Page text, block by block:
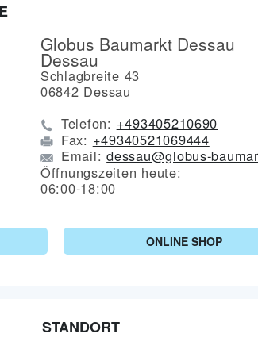
Globus Baumarkt Dessau
Dessau
Schlagbreite 43
06842 Dessau
Telefon: +493405210690
Fax: +49340521069444
Email:dessau@globus-
Öffnungszeiten heute:
06:00-18:00
ONLINE SHOP
STANDORT